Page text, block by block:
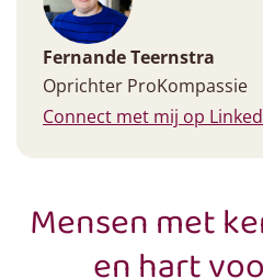
Fernande Teernstra
Oprichter ProKompassie
Connect met mij op
Mensen met
en hart